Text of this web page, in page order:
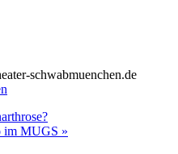
schwabmuenchen.de
im MUGS »